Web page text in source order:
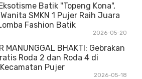
Batik "Topeng Kona",
SMKN 1 Pujer Raih Juara
Fashion Batik
2026-05-20
MANUNGGAL BHAKTI: Gebrakan
Roda 2 dan Roda 4 di
Pujer
2026-05-18